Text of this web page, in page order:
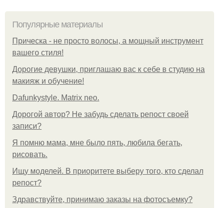
Популярные материалы
Прическа - не просто волосы, а мощный инструмент
вашего стиля!
Дорогие девушки, приглашаю вас к себе в студию на
макияж и обучение!
Dafunkystyle. Matrix neo.
Дорогой автор? Не забудь сделать репост своей
записи?
Я помню мама, мне было пять, любила бегать,
рисовать.
Ищу моделей. В приоритете выберу того, кто сделал
репост?
Здравствуйте, принимаю заказы на фотосъемку?